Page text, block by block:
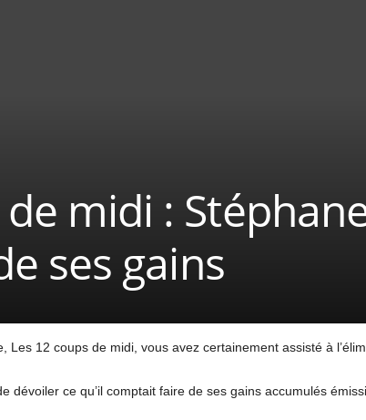
midi :
ses gains
12 coups de midi, vous avez certainement assisté à
dévoiler ce qu’il comptait faire de ses gains accumulés